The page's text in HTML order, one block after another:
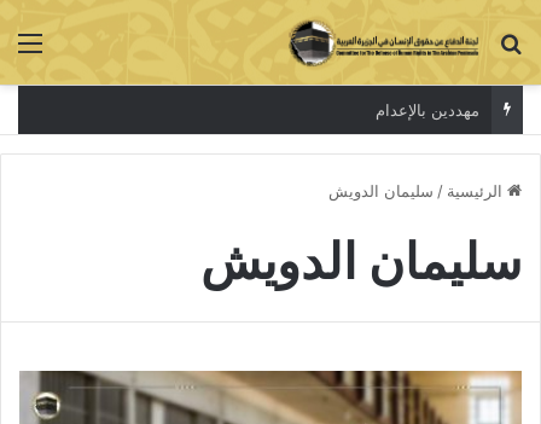
بحث عن
مهددين بالإعدام
الرئيسية / سليمان الدويش
سليمان الدويش